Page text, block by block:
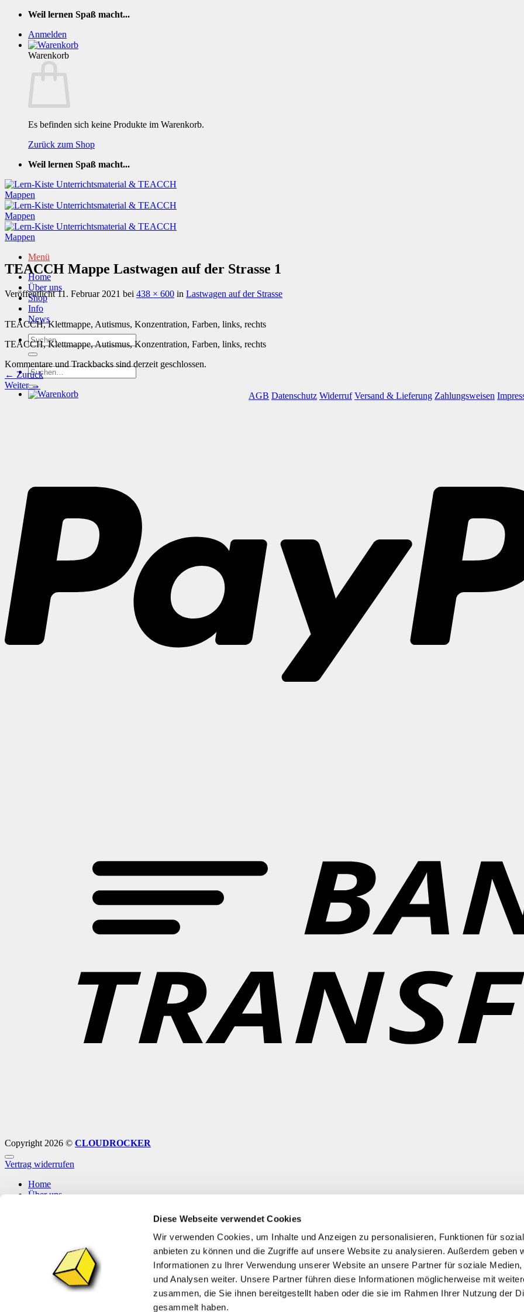
Diese Webseite verwendet Cookies
Wir verwenden Cookies, um Inhalte und Anzeigen zu personalisieren, Funktionen für
anbieten zu können und die Zugriffe auf unsere Website zu analysieren. Außerdem geben
Informationen zu Ihrer Verwendung unserer Website an unsere Partner für soziale Medien,
und Analysen weiter. Unsere Partner führen diese Informationen möglicherweise mit
zusammen, die Sie ihnen bereitgestellt haben oder die sie im Rahmen Ihrer Nutzung der
gesammelt haben.
Zum
springen
Weil lernen Spaß macht...
Anmelden
Warenkorb
Es befinden sich keine Produkte im Warenkorb.
Zurück zum Shop
Weil lernen Spaß macht...
Menü
Home
Über uns
Shop
Info
News
Suchen
nach:
Suchen
nach:
TEACCH Mappe Lastwagen auf der Strasse 1
Veröffentlicht11. Februar 2021 bei 438 × 600 in Lastwagen auf der Strasse
TEACCH, Klettmappe, Autismus, Konzentration, Farben, links, rechts
TEACCH, Klettmappe, Autismus, Konzentration, Farben, links, rechts
Kommentare und Trackbacks sind derzeit geschlossen.
← Zurück
Weiter→
AGB Datenschutz Widerruf Versand & Lieferung Zahlungsweisen
Copyright 2026 © CLOUDROCKER
Vertrag widerrufen
Home
Über uns
Anmelden
Erforderlich